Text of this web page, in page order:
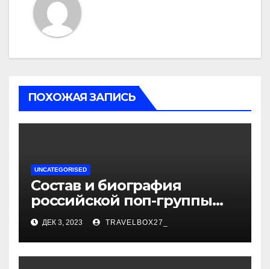
ПОХОЖАЯ ЗАПИСЬ
UNCATEGORISED
Состав и биография
российской поп-группы
«Иванушки интернешнл»
— история успеха, музыка
и судьбы участников
ДЕК 3, 2023 TRAVELBOX27_